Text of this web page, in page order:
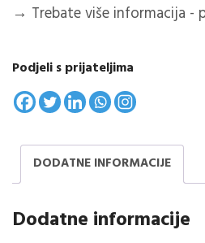
→ Trebate više informacija -
Podjeli s prijateljima
DODATNE INFORMACIJE
Dodatne informacije